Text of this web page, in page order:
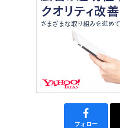
フォロー